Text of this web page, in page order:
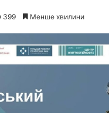
399 Менше хвилини